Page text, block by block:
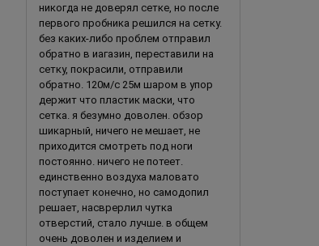
никогда не доверял сетке, но после
первого пробника решился на сетку.
без каких-либо проблем отправил
обратно в иагазин, переставили на
сетку, покрасили, отправили
обратно. 120м/с 25м шаром в упор
держит что пластик маски, что
сетка. я безумно доволен. обзор
шикарный, ничего не мешает, не
приходится смотреть под ноги
постоянно. ничего не потеет.
единственно воздуха маловато
поступает конечно, но самодопил
решает, насврерлил чутка
отверстий, стало лучше. в общем
очень доволен и изделием и